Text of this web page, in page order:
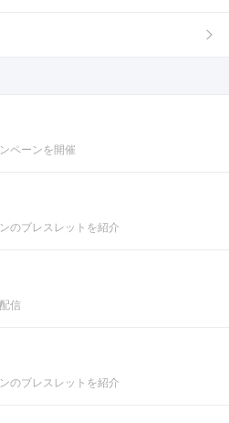
ペーンを開催
のブレスレットを紹介
信
のブレスレットを紹介